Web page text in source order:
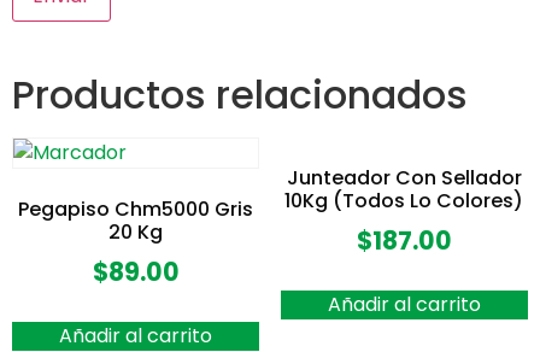
Productos relacionados
Pegapiso Chm5000 Gris
20 Kg
$89.00
Añadir al carrito
Junteador Con Sellador
10Kg (Todos Lo Colores)
$187.00
Añadir al carrito